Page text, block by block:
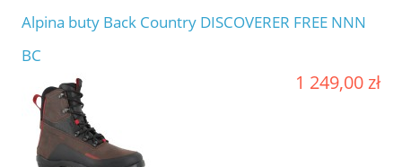
Alpina buty Back Country DISCOVERER FREE NNN
BC
1 249,00 zł